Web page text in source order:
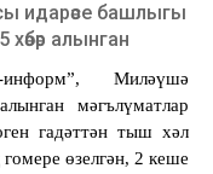
идарәсе башлыгы
хәбәр алынган
Миләүшә
мәгълүматлар
гадәттән тыш хәл
өзелгән, 2 кеше